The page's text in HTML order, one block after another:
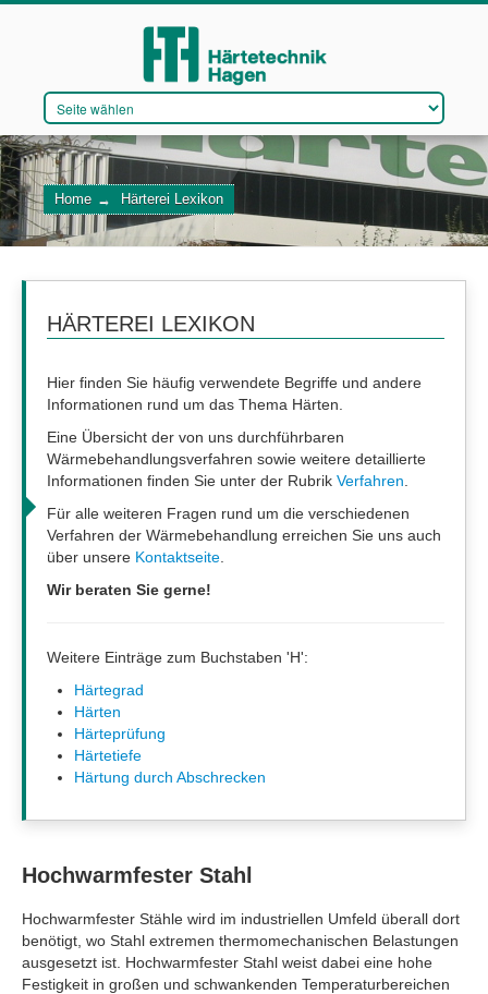
DAS UNTERNEHMEN
QUALITÄTSMANAGEMENT
Home → Härterei Lexikon
HÄRTEREI LEXIKON
Hier finden Sie häufig verwendete Begriffe und andere
Informationen rund um das Thema Härten.
Eine Übersicht der von uns durchführbaren
Wärmebehandlungsverfahren sowie weitere detaillierte
Informationen finden Sie unter der Rubrik Verfahren
Für alle weiteren Fragen rund um die verschiedenen
Verfahren der Wärmebehandlung erreichen Sie uns auch
über unsere Kontaktseite
Wir beraten Sie gerne!
Weitere Einträge zum Buchstaben 'H':
Härtegrad
Härten
Härteprüfung
Härtetiefe
Härtung durch Abschrecken
Hochwarmfester Stahl
Hochwarmfester Stähle wird im industriellen Umfeld überall dort
benötigt, wo Stahl extremen thermomechanischen Belastungen
ausgesetzt ist. Hochwarmfester Stahl weist dabei eine hohe
Festigkeit in großen und schwankenden Temperaturbereichen